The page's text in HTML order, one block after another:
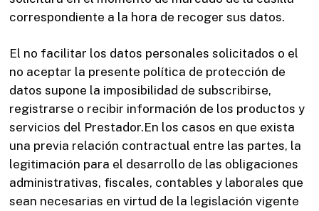
correspondiente a la hora de recoger sus datos.
El no facilitar los datos personales solicitados o el
no aceptar la presente política de protección de
datos supone la imposibilidad de subscribirse,
registrarse o recibir información de los productos y
servicios del Prestador.En los casos en que exista
una previa relación contractual entre las partes, la
legitimación para el desarrollo de las obligaciones
administrativas, fiscales, contables y laborales que
sean necesarias en virtud de la legislación vigente